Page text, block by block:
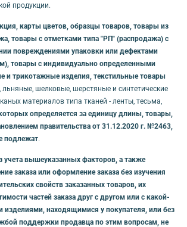
продукции.
карты цветов, образцы товаров, товары из
товары с отметками типа "РП" (распродажа) с
повреждениями упаковки или дефектами
товары с индивидуально определенными
и трикотажные изделия, текстильные товары
шелковые, шерстяные и синтетические
материалов типа тканей - ленты, тесьма,
определяется за единицу длины, товары,
правительства от 31.12.2020 г. №2463,
подлежат.
учета вышеуказанных факторов, а также
заказа или оформление заказа без изучения
свойств заказанных товаров, их
частей заказа друг с другом или с какой-
изделиями, находящимися у покупателя, или без
поддержки продавца по этим вопросам, не